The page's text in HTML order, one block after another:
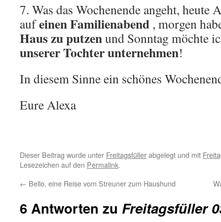
7. Was das Wochenende angeht, heute
aufeinen Familienabend , morgen
Haus zu putzenund Sonntag möchte
unserer Tochter unternehmen!
In diesem Sinne ein schönes
Eure Alexa
Dieser Beitrag wurde unter Freitagsfüllerabgelegt und mit
Lesezeichen auf den Permalink.
← Bello, eine Reise vom Streuner zum Haushund
6 Antworten zu Freitagsfüller